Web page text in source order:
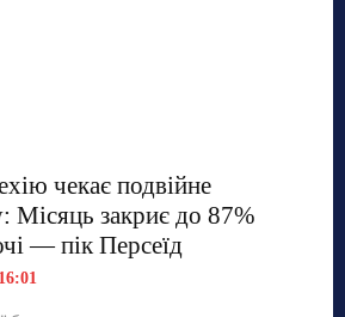
чекає подвійне
Місяць закриє до 87%
— пік Персеїд